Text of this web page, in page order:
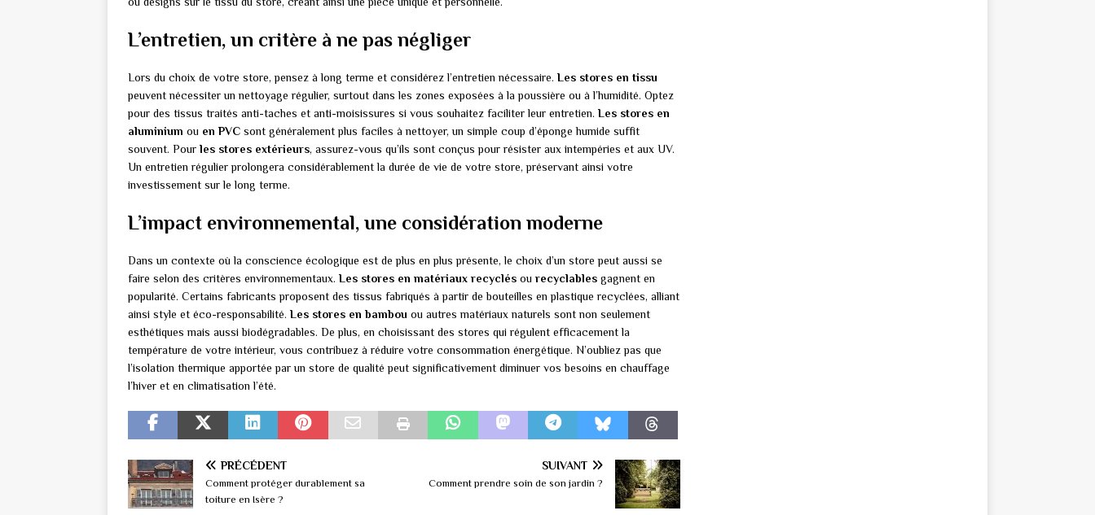
L’entretien, un critère à ne pas négliger
Lors du choix de votre store, pensez à long terme et considérez l’entretien nécessaire.Les stores en tissu
peuvent nécessiter un nettoyage régulier, surtout dans les zones exposées à la poussière ou à l’humidité. Optez
pour des tissus traités anti-taches et anti-moisissures si vous souhaitez faciliter leur entretien.Les stores en
aluminium ou en PVC sont généralement plus faciles à nettoyer, un simple coup d’éponge humide suffit
souvent. Pour les stores extérieurs, assurez-vous qu’ils sont conçus pour résister aux intempéries et aux UV.
Un entretien régulier prolongera considérablement la durée de vie de votre store, préservant ainsi votre
investissement sur le long terme.
L’impact environnemental, une considération moderne
Dans un contexte où la conscience écologique est de plus en plus présente, le choix d’un store peut aussi se
faire selon des critères environnementaux.Les stores en matériaux recyclés ou recyclables gagnent en
popularité. Certains fabricants proposent des tissus fabriqués à partir de bouteilles en plastique recyclées, alliant
ainsi style et éco-responsabilité.Les stores en bambou ou autres matériaux naturels sont non seulement
esthétiques mais aussi biodégradables. De plus, en choisissant des stores qui régulent efficacement la
température de votre intérieur, vous contribuez à réduire votre consommation énergétique. N’oubliez pas que
l’isolation thermique apportée par un store de qualité peut significativement diminuer vos besoins en chauffage
l’hiver et en climatisation l’été.
PRÉCÉDENT
Comment protéger durablement sa
toiture en Isère ?
SUIVANT
Comment prendre soin de son jardin ?